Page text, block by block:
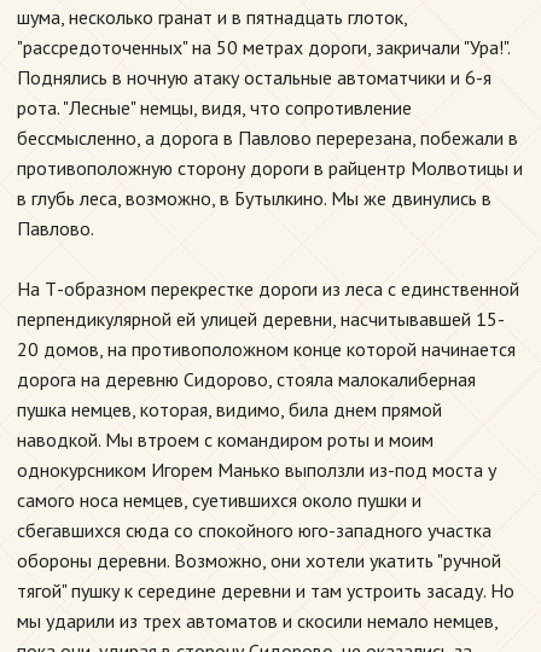
шума, несколько гранат и в пятнадцать глоток,
"рассредоточенных" на 50 метрах дороги, закричали "Ура!".
Поднялись в ночную атаку остальные автоматчики и 6-я
рота. "Лесные" немцы, видя, что сопротивление
бессмысленно, а дорога в Павлово перерезана, побежали в
противоположную сторону дороги в райцентр Молвотицы и
в глубь леса, возможно, в Бутылкино. Мы же двинулись в
Павлово.
На Т-образном перекрестке дороги из леса с единственной
перпендикулярной ей улицей деревни, насчитывавшей 15-
20 домов, на противоположном конце которой начинается
дорога на деревню Сидорово, стояла малокалиберная
пушка немцев, которая, видимо, била днем прямой
наводкой. Мы втроем с командиром роты и моим
однокурсником Игорем Манько выползли из-под моста у
самого носа немцев, суетившихся около пушки и
сбегавшихся сюда со спокойного юго-западного участка
обороны деревни. Возможно, они хотели укатить "ручной
тягой" пушку к середине деревни и там устроить засаду. Но
мы ударили из трех автоматов и скосили немало немцев,